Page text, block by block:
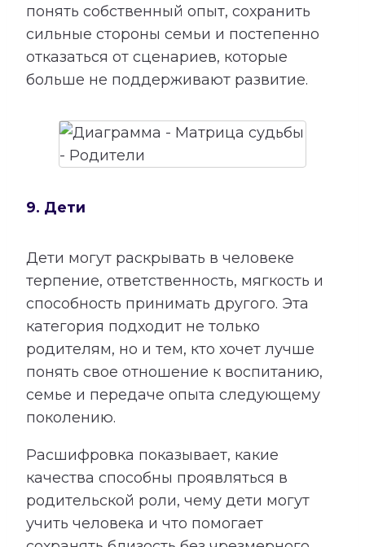
понять собственный опыт, сохранить
сильные стороны семьи и постепенно
отказаться от сценариев, которые
больше не поддерживают развитие.
9. Дети
Дети могут раскрывать в человеке
терпение, ответственность, мягкость и
способность принимать другого. Эта
категория подходит не только
родителям, но и тем, кто хочет лучше
понять свое отношение к воспитанию,
семье и передаче опыта следующему
поколению.
Расшифровка показывает, какие
качества способны проявляться в
родительской роли, чему дети могут
учить человека и что помогает